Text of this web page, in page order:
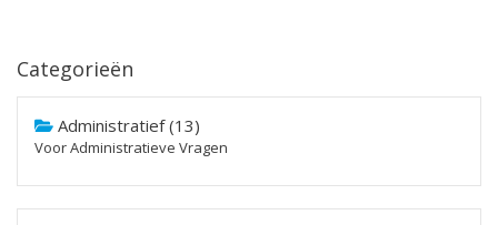
Categorieën
Administratief (13)
Voor Administratieve Vragen